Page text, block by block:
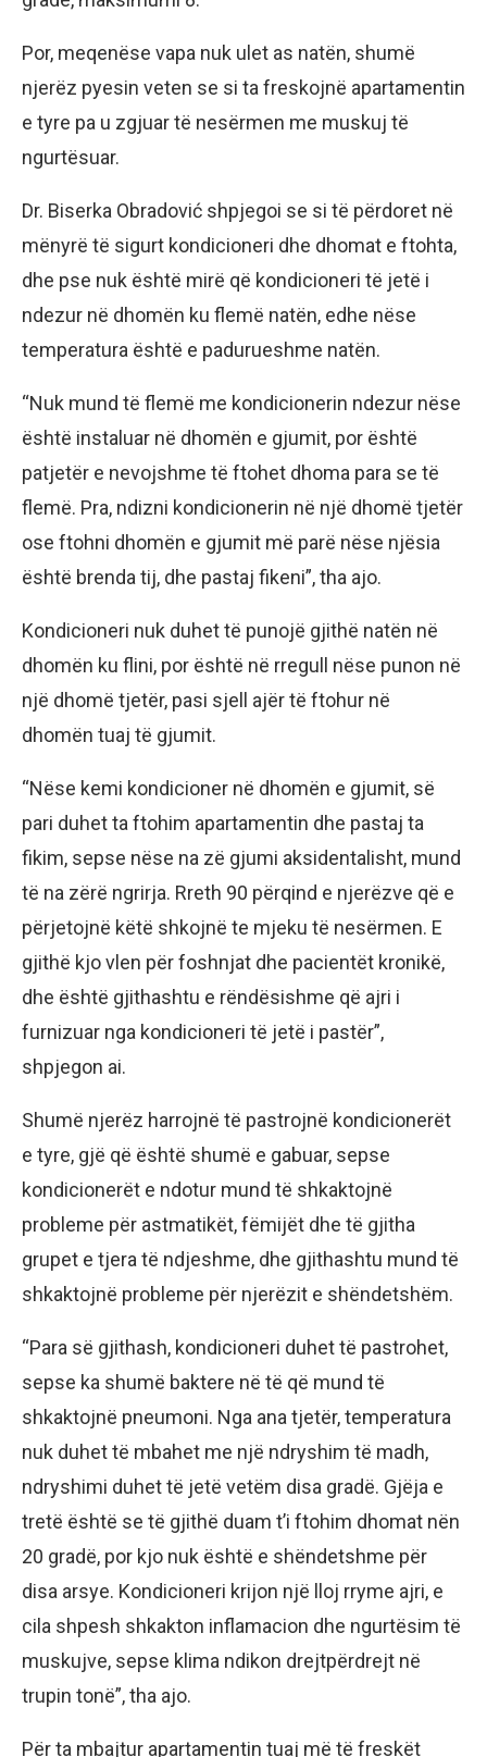
Por, meqenëse vapa nuk ulet as natën, shumë
njerëz pyesin veten se si ta freskojnë apartamentin
e tyre pa u zgjuar të nesërmen me muskuj të
ngurtësuar.
Dr. Biserka Obradović shpjegoi se si të përdoret në
mënyrë të sigurt kondicioneri dhe dhomat e ftohta,
dhe pse nuk është mirë që kondicioneri të jetë i
ndezur në dhomën ku flemë natën, edhe nëse
temperatura është e padurueshme natën.
“Nuk mund të flemë me kondicionerin ndezur nëse
është instaluar në dhomën e gjumit, por është
patjetër e nevojshme të ftohet dhoma para se të
flemë. Pra, ndizni kondicionerin në një dhomë tjetër
ose ftohni dhomën e gjumit më parë nëse njësia
është brenda tij, dhe pastaj fikeni”, tha ajo.
Kondicioneri nuk duhet të punojë gjithë natën në
dhomën ku flini, por është në rregull nëse punon në
një dhomë tjetër, pasi sjell ajër të ftohur në
dhomën tuaj të gjumit.
“Nëse kemi kondicioner në dhomën e gjumit, së
pari duhet ta ftohim apartamentin dhe pastaj ta
fikim, sepse nëse na zë gjumi aksidentalisht, mund
të na zërë ngrirja. Rreth 90 përqind e njerëzve që e
përjetojnë këtë shkojnë te mjeku të nesërmen. E
gjithë kjo vlen për foshnjat dhe pacientët kronikë,
dhe është gjithashtu e rëndësishme që ajri i
furnizuar nga kondicioneri të jetë i pastër”,
shpjegon ai.
Shumë njerëz harrojnë të pastrojnë kondicionerët
e tyre, gjë që është shumë e gabuar, sepse
kondicionerët e ndotur mund të shkaktojnë
probleme për astmatikët, fëmijët dhe të gjitha
grupet e tjera të ndjeshme, dhe gjithashtu mund të
shkaktojnë probleme për njerëzit e shëndetshëm.
“Para së gjithash, kondicioneri duhet të pastrohet,
sepse ka shumë baktere në të që mund të
shkaktojnë pneumoni. Nga ana tjetër, temperatura
nuk duhet të mbahet me një ndryshim të madh,
ndryshimi duhet të jetë vetëm disa gradë. Gjëja e
tretë është se të gjithë duam t’i ftohim dhomat nën
20 gradë, por kjo nuk është e shëndetshme për
disa arsye. Kondicioneri krijon një lloj rryme ajri, e
cila shpesh shkakton inflamacion dhe ngurtësim të
muskujve, sepse klima ndikon drejtpërdrejt në
trupin tonë”, tha ajo.
Për ta mbajtur apartamentin tuaj më të freskët